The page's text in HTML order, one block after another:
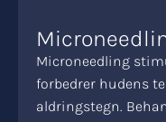
Microneedling
forbedrer hudens
aldringstegn.